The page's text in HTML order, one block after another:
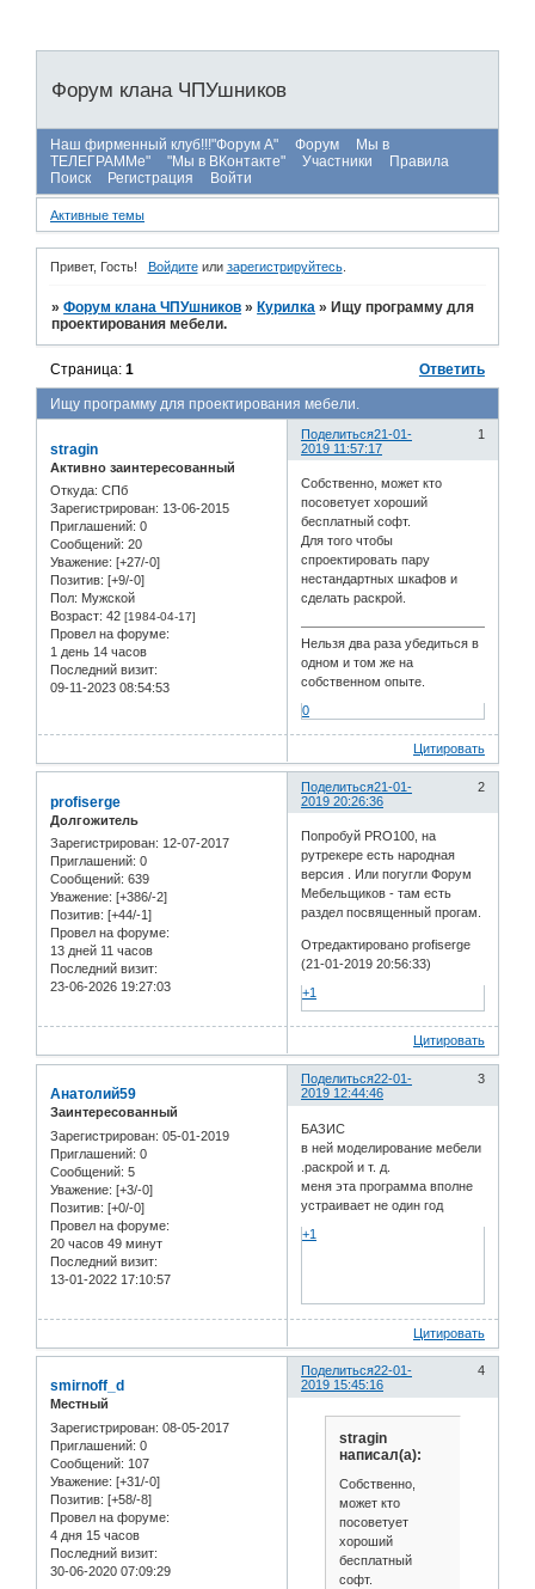
Форум клана ЧПУшников
Наш фирменный клуб!!!"Форум А" Форум
Мы в
ТЕЛЕГРАММе"
"Мы в ВКонтакте" Участники
Правила
Поиск
Регистрация Войти
Активные темы
Привет, Гость! Войдитеили зарегистрируйтесь.
»Форум клана ЧПУшников » Курилка » Ищу программу для
проектирования мебели.
Ищу программу для проектирования мебели.
Страница:1 Ответить
Поделиться 1
21-01-
2019 11:57:17
stragin
Активно заинтересованный
Откуда: СПб
Зарегистрирован: 13-06-2015
Приглашений: 0
Сообщений: 20
Уважение: [+27/-0]
Позитив: [+9/-0]
Пол: Мужской
Возраст: 42 [1984-04-17]
Провел на форуме:
1 день 14 часов
Последний визит:
09-11-2023 08:54:53
Собственно, может кто
посоветует хороший
бесплатный софт.
Для того чтобы
спроектировать пару
нестандартных шкафов и
сделать раскрой.
Нельзя два раза убедиться в
одном и том же на
собственном опыте.
0
Цитировать
Поделиться 2
21-01-
2019 20:26:36
profiserge
Долгожитель
Зарегистрирован: 12-07-2017
Приглашений: 0
Сообщений: 639
Уважение: [+386/-2]
Позитив: [+44/-1]
Провел на форуме:
13 дней 11 часов
Последний визит:
23-06-2026 19:27:03
Попробуй PRO100, на
рутрекере есть народная
версия . Или погугли Форум
Мебельщиков - там есть
раздел посвященный прогам.
Отредактировано profiserge
(21-01-2019 20:56:33)
+1
Цитировать
Поделиться 3
22-01-
2019 12:44:46
Анатолий59
Заинтересованный
Зарегистрирован: 05-01-2019
Приглашений: 0
Сообщений: 5
Уважение: [+3/-0]
Позитив: [+0/-0]
Провел на форуме:
20 часов 49 минут
Последний визит:
13-01-2022 17:10:57
БАЗИС
в ней моделирование мебели
.раскрой и т. д.
меня эта программа вполне
устраивает не один год
+1
Цитировать
Поделиться 4
22-01-
2019 15:45:16
smirnoff_d
Местный
Зарегистрирован: 08-05-2017
Приглашений: 0
Сообщений: 107
Уважение: [+31/-0]
Позитив: [+58/-8]
Провел на форуме:
4 дня 15 часов
Последний визит:
30-06-2020 07:09:29
stragin
написал(а):
Собственно,
может кто
посоветует
хороший
бесплатный
софт.